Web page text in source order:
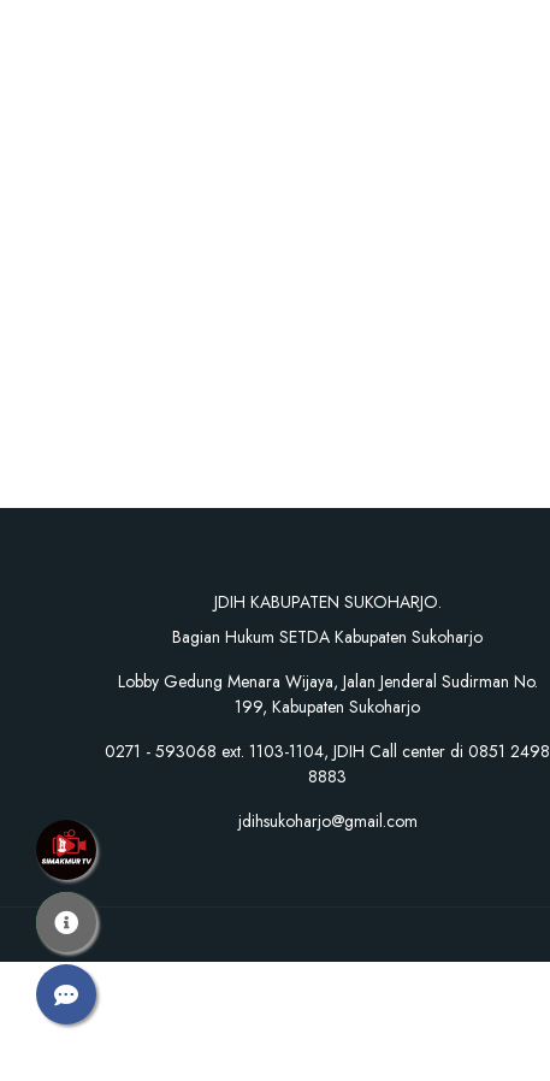
JDIH KABUPATEN SUKOHARJO.
Bagian Hukum SETDA Kabupaten Sukoharjo
Lobby Gedung Menara Wijaya, Jalan Jenderal Sudirman No.
199, Kabupaten Sukoharjo
0271 - 593068 ext. 1103-1104, JDIH Call center di 0851 2498
8883
jdihsukoharjo@gmail.com